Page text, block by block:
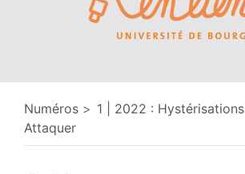
Numéros
1 | 2022 : Hystérisations
Attaquer